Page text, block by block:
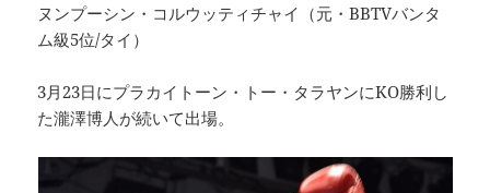
ヌンプーシン・コルウッティチャイ（元・BBTVバンタ
ム級5位/タイ）
3月23日にプラカイトーン・トー・タラヤンにKO勝利し
た瀧澤博人が続いて出場。